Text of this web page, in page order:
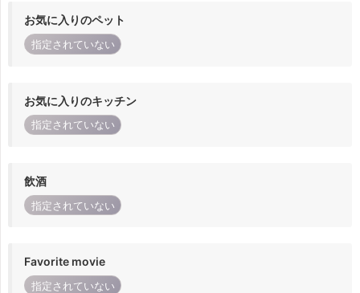
お気に入りのペット
指定されていない
お気に入りのキッチン
指定されていない
飲酒
指定されていない
Favorite movie
指定されていない